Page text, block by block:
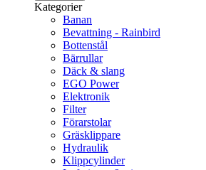
Kategorier
Banan
Bevattning - Rainbird
Bottenstål
Bärrullar
Däck & slang
EGO Power
Elektronik
Filter
Förarstolar
Gräsklippare
Hydraulik
Klippcylinder